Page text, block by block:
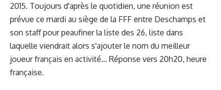
2015. Toujours d'après le quotidien, une réunion est
prévue ce mardi au siège de la FFF entre Deschamps et
son staff pour peaufiner la liste des 26, liste dans
laquelle viendrait alors s'ajouter le nom du meilleur
joueur français en activité... Réponse vers 20h20, heure
française.